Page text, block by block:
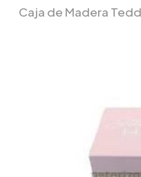
Caja de Madera